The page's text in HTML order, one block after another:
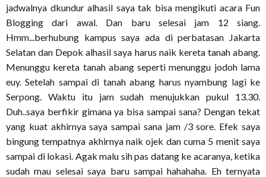
jadwalnya dkundur alhasil saya tak bisa mengikuti acara Fun
Blogging dari awal. Dan baru selesai jam 12 siang.
Hmm...berhubung kampus saya ada di perbatasan Jakarta
Selatan dan Depok alhasil saya harus naik kereta tanah abang.
Menunggu kereta tanah abang seperti menunggu jodoh lama
euy. Setelah sampai di tanah abang harus nyambung lagi ke
Serpong. Waktu itu jam sudah menujukkan pukul 13.30.
Duh..saya berfikir gimana ya bisa sampai sana? Dengan tekat
yang kuat akhirnya saya sampai sana jam /3 sore. Efek saya
bingung tempatnya akhirnya naik ojek dan cuma 5 menit saya
sampai di lokasi. Agak malu sih pas datang ke acaranya, ketika
sudah mau selesai saya baru sampai hahahaha. Eh ternyata